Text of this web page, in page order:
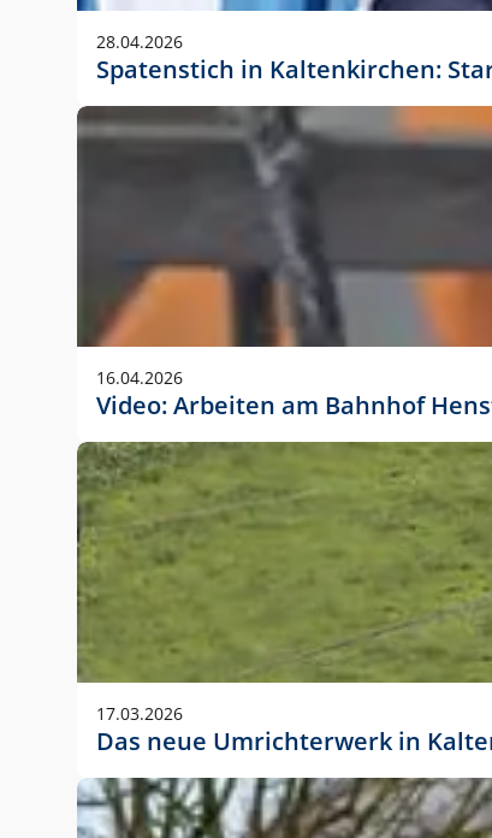
Anwendungsgröße im Layout:
Die Logohöhe beträgt 4 – 10 % der
folgende fest definierte Anwendungsgrößen
DIN A3 – 15 mm hoch (5 %)
DIN A1 – 39 mm hoch (5 %)
DIN lang – 10 mm hoch (5 %)
1080 x 1080 px – 78 px hoch (7 %)
In Ausnahmefällen darf das Logo jedoch
stets der vorherigen Absprache mit der
28.04.2026
Spatenstich in Kaltenkirchen:
16.04.2026
Video: Arbeiten am Bahnhof
17.03.2026
Das neue Umrichterwerk in